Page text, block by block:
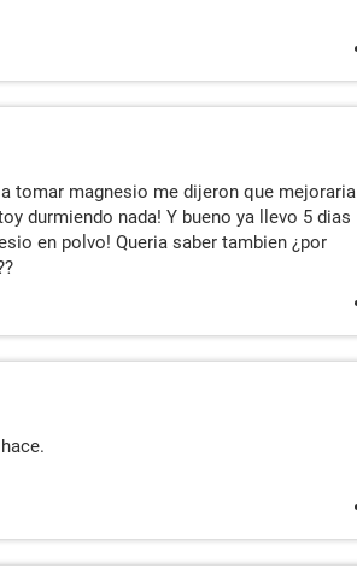
tomar magnesio me dijeron que mejoraria
durmiendo nada! Y bueno ya llevo 5 dias
en polvo! Queria saber tambien ¿por